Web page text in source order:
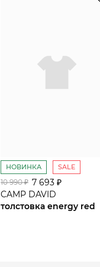
НОВИНКА SALE
10 990 ₽ 7 693 ₽
CAMP DAVID
толстовка energy red